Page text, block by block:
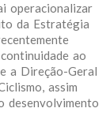
operacionalizar
da Estratégia
ao
a Direção-Geral
assim
desenvolvimento